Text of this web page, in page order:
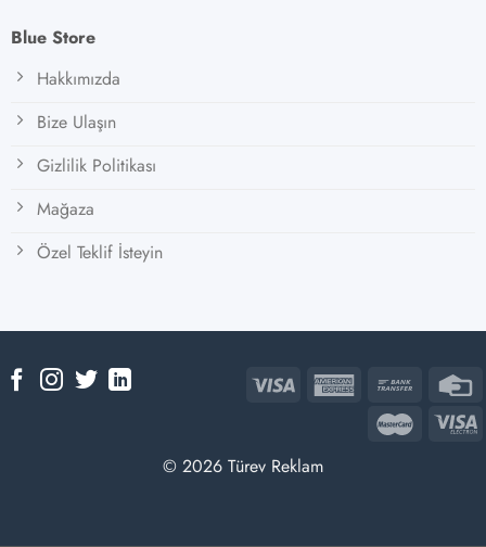
Blue Store
Hakkımızda
Bize Ulaşın
Gizlilik Politikası
Mağaza
Özel Teklif İsteyin
© 2026 Türev Reklam